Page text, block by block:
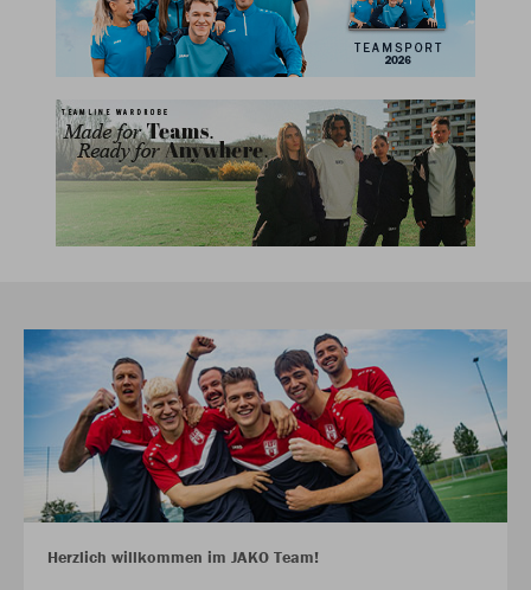
Herzlich willkommen im JAKO Team!